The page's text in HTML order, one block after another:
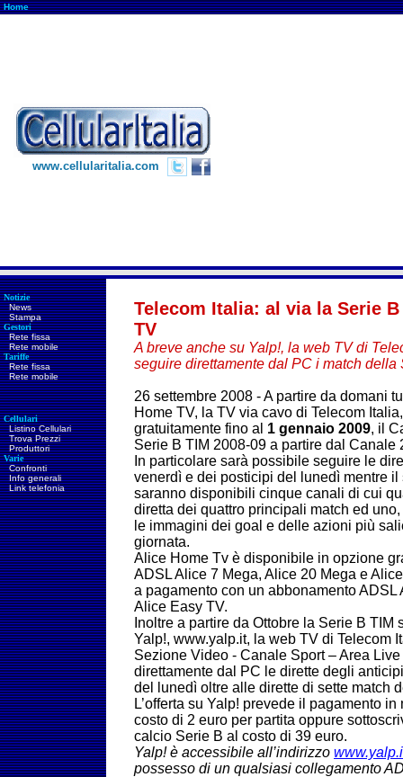
Home
www.cellularitalia.com
Notizie
News
Stampa
Gestori
Rete fissa
Rete mobile
Tariffe
Rete fissa
Rete mobile
Cellulari
Listino Cellulari
Trova Prezzi
Produttori
Varie
Confronti
Info generali
Link telefonia
Telecom Italia: al via la Serie
TV
A breve anche su Yalp!, la web TV di
seguire direttamente dal PC i match della
26 settembre 2008 - A partire da domani
Home TV, la TV via cavo di Telecom
gratuitamente fino al 1 gennaio 2009, il
Serie B TIM 2008-09 a partire dal Canale
In particolare sarà possibile seguire le
venerdì e dei posticipi del lunedì mentre
saranno disponibili cinque canali di cui
diretta dei quattro principali match ed
le immagini dei goal e delle azioni più
giornata.
Alice Home Tv è disponibile in opzione
ADSL Alice 7 Mega, Alice 20 Mega e
a pagamento con un abbonamento
Alice Easy TV.
Inoltre a partire da Ottobre la Serie B
Yalp!, www.yalp.it, la web TV di Telecom
Sezione Video - Canale Sport – Area
direttamente dal PC le dirette degli
del lunedì oltre alle dirette di sette match
L’offerta su Yalp! prevede il pagamento
costo di 2 euro per partita oppure
calcio Serie B al costo di 39 euro.
Yalp! è accessibile all’indirizzo
possesso di un qualsiasi collegamento